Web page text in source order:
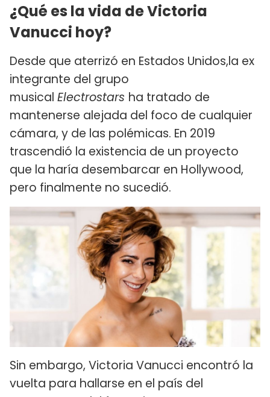
¿Qué es la vida de Victoria
Vanucci hoy?
Desde que aterrizó en Estados Unidos,la ex
integrante del grupo
musical Electrostars ha tratado de
mantenerse alejada del foco de cualquier
cámara, y de las polémicas. En 2019
trascendió la existencia de un proyecto
que la haría desembarcar en Hollywood,
pero finalmente no sucedió.
Sin embargo, Victoria Vanucci encontró la
vuelta para hallarse en el país del